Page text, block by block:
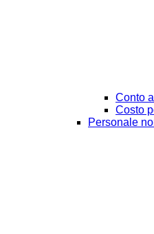
Conto
Costo
Personale